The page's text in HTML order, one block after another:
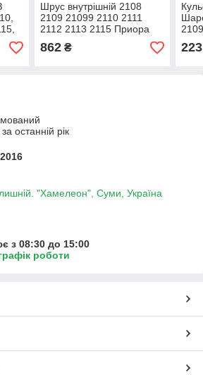
Шрус внутрішній 2108
2109 21099 2110 2111
2112 2113 2115 Приора
Калина AT
862₴ 223
останній рік
"Хамелеон", Суми, Україна
з 08:30 до 15:00
роботи